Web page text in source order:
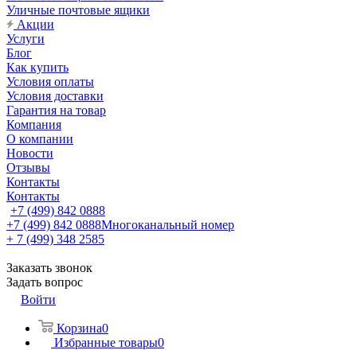
Уличные почтовые ящики
Акции
Услуги
Блог
Как купить
Условия оплаты
Условия доставки
Гарантия на товар
Компания
О компании
Новости
Отзывы
Контакты
Контакты
+7 (499) 842 0888
+7 (499) 842 0888Многоканальный номер
+ 7 (499) 348 2585
Заказать звонок
Задать вопрос
Войти
Корзина0
Избранные товары0